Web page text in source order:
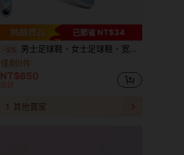
已節省 NT$34
-5% 男士足球鞋、女士足球鞋、宽底棒球鞋、人造草足球鞋、成人及青少年足球鞋、TF室内五人制足球训练鞋
僅剩9件
NT$650
估計
1 其他賣家